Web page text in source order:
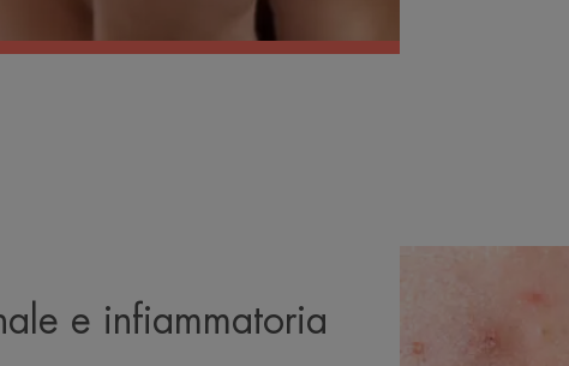
e infiammatoria